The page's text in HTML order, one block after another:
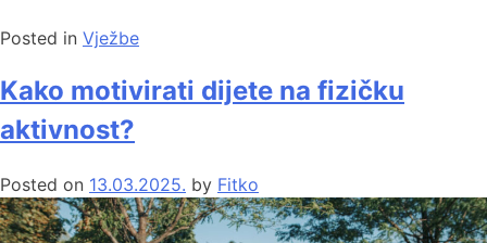
Posted in Vježbe
Kako motivirati dijete na fizičku
aktivnost?
Posted on 13.03.2025. by Fitko